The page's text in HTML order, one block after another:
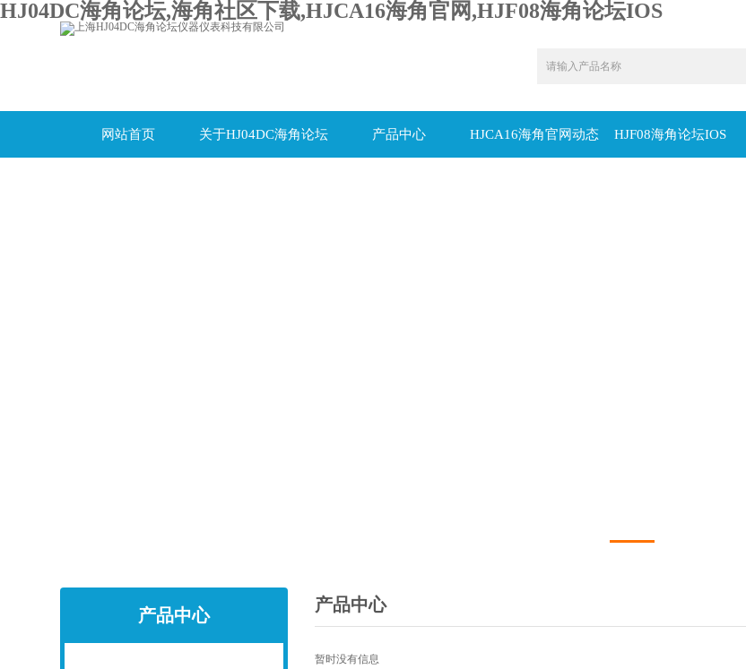
HJ04DC海角论坛,海角社区下载,HJCA16海角官网,HJF08海角论坛IOS
网站首页 关于HJ04DC海角论坛 产品中心 HJCA16海角官网动态 HJF08海角论坛IOS
产品中心
产品中心
暂时没有信息